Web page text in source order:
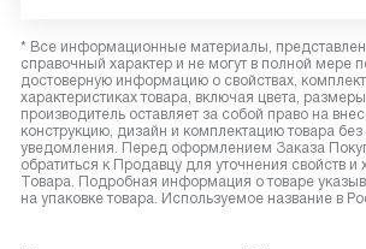
* Все информационные материалы,
справочный характер и не могут в полной мере
достоверную информацию о свойствах,
характеристиках товара, включая цвета,
производитель оставляет за собой право на
конструкцию, дизайн и комплектацию товара
уведомления. Перед оформлением Заказа
обратиться к Продавцу для уточнения свойств и
Товара. Подробная информация о товаре
на упаковке товара. Используемое название в